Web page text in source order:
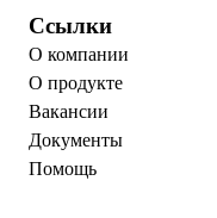
Ссылки
О компании
О продукте
Вакансии
Документы
Помощь